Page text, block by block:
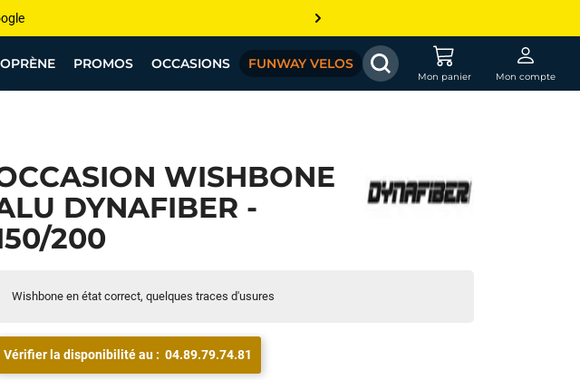
Funway
wingfoil, etc...
ailleurs ? On s’aligne !
PROMOS OCCASIONS FUNWAY VELOS
Mon panier Mon compte
WISHBONE
DYNAFIBER -
200
Wishbone en état correct, quelques traces d'usures
Vérifier la disponibilité au : 04.89.79.74.81